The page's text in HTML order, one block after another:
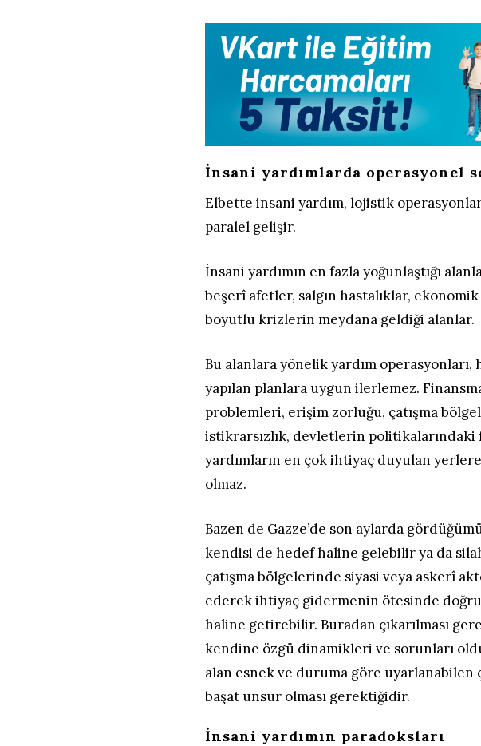
İnsani yardımlarda operasyonel
Elbette insani yardım, lojistik
paralel gelişir.
İnsani yardımın en fazla yoğunlaştığı
beşerî afetler, salgın hastalıklar,
boyutlu krizlerin meydana geldiği alanlar.
Bu alanlara yönelik yardım operasyonları,
yapılan planlara uygun ilerlemez.
problemleri, erişim zorluğu, çatışma
istikrarsızlık, devletlerin politikalarındaki
yardımların en çok ihtiyaç duyulan
olmaz.
Bazen de Gazze’de son aylarda
kendisi de hedef haline gelebilir ya da
çatışma bölgelerinde siyasi veya askerî
ederek ihtiyaç gidermenin ötesinde
haline getirebilir. Buradan çıkarılması
kendine özgü dinamikleri ve sorunları
alan esnek ve duruma göre uyarlanabilen
başat unsur olması gerektiğidir.
İnsani yardımın paradoksları